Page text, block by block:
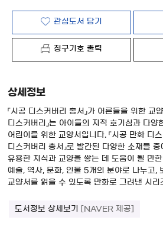
관심도서 담기
청구기호 출력
상세정보
「시공 디스커버리 총서」가 어른들을 위한 교
디스커버리」는 아이들의 지적 호기심과 다
어린이를 위한 교양서입니다. 「시공 만화 디스
디스커버리 총서」로 발간된 다양한 소재들
유용한 지식과 교양을 쌓는 데 도움이 될 만
예술, 역사, 문화, 인물 5개의 분야로 나누고,
교양서를 읽을 수 있도록 만화로 그려낸 시리
도서정보 상세보기 [NAVER 제공]